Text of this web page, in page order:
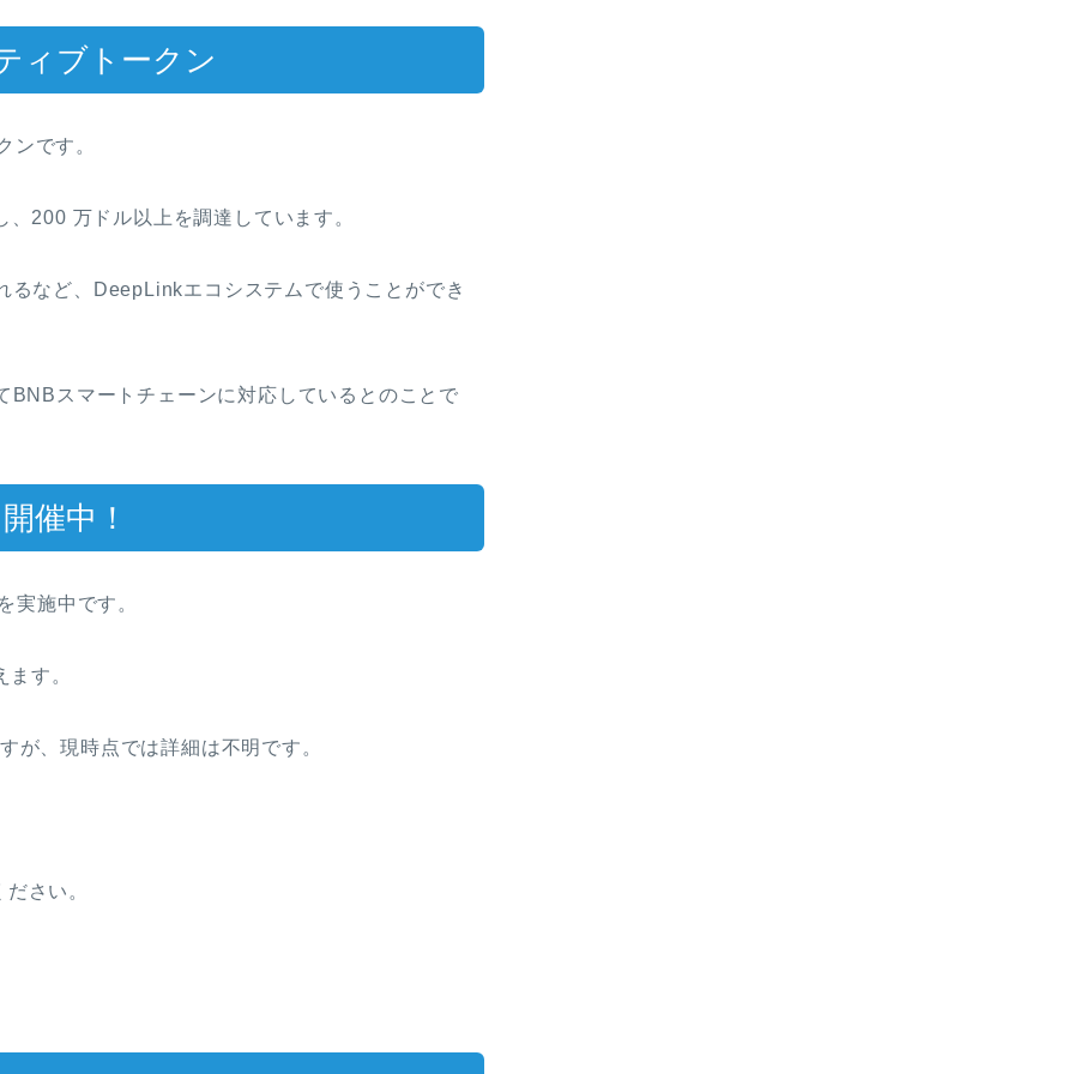
ィブトークン
です。
200 万ドル以上を調達しています。
など、DeepLinkエコシステムで使うことができ
スマートチェーンに対応しているとのことで
催中！
実施中です。
す。
が、現時点では詳細は不明です。
さい。